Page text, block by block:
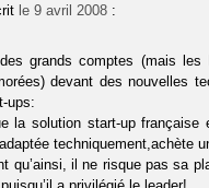
le 9 avril 2008 :
grands comptes (mais les
devant des nouvelles
ups:
la solution start-up française
techniquement,achète
qu’ainsi, il ne risque pas sa